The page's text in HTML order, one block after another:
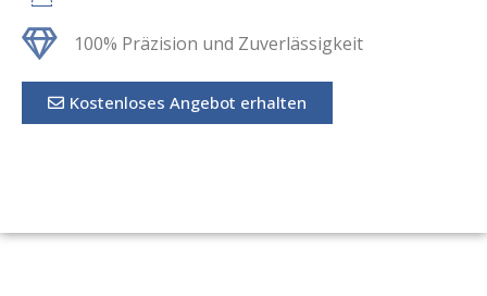
100% Präzision und Zuverlässigkeit
Kostenloses Angebot erhalten